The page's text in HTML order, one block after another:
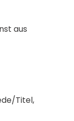
aus
Titel,